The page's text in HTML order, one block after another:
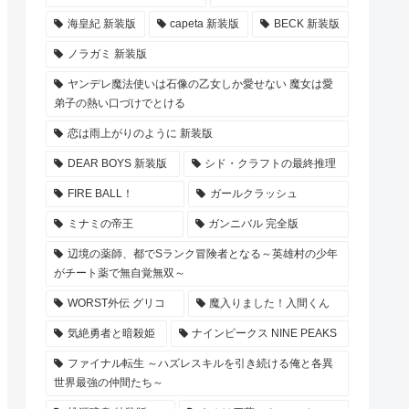
海皇紀 新装版 capeta 新装版 BECK 新装版
ノラガミ 新装版
ヤンデレ魔法使いは石像の乙女しか愛せない 魔女は愛
弟子の熱い口づけでとける
恋は雨上がりのように 新装版
DEAR BOYS 新装版 シド・クラフトの最終推理
FIRE BALL！ ガールクラッシュ
ミナミの帝王 ガンニバル 完全版
辺境の薬師、都でSランク冒険者となる～英雄村の少年
がチート薬で無自覚無双～
WORST外伝 グリコ 魔入りました！入間くん
気絶勇者と暗殺姫 ナインピークス NINE PEAKS
ファイナル転生 ～ハズレスキルを引き続ける俺と各異
世界最強の仲間たち～